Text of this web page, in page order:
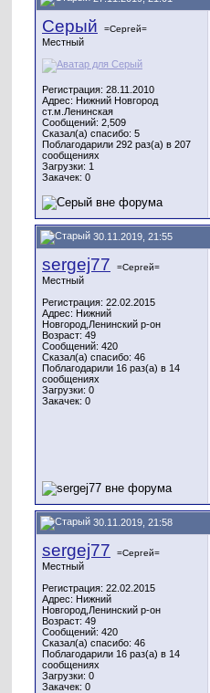
Серый =Сергей=
Местный
Регистрация: 28.11.2010
Адрес: Нижний Новгород
ст.м.Ленинская
Сообщений: 2,509
Сказал(а) спасибо: 5
Поблагодарили 292 раз(а) в 207
сообщениях
Загрузки: 1
Закачек: 0
30.11.2019, 21:55
sergej77 =Сергей=
Местный
Регистрация: 22.02.2015
Адрес: Нижний
Новгород,Ленинский р-он
Возраст: 49
Сообщений: 420
Сказал(а) спасибо: 46
Поблагодарили 16 раз(а) в 14
сообщениях
Загрузки: 0
Закачек: 0
30.11.2019, 21:58
sergej77 =Сергей=
Местный
Регистрация: 22.02.2015
Адрес: Нижний
Новгород,Ленинский р-он
Возраст: 49
Сообщений: 420
Сказал(а) спасибо: 46
Поблагодарили 16 раз(а) в 14
сообщениях
Загрузки: 0
Закачек: 0